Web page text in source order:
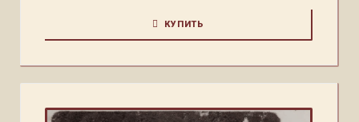
КУПИТЬ